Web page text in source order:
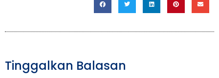
Tinggalkan Balasan